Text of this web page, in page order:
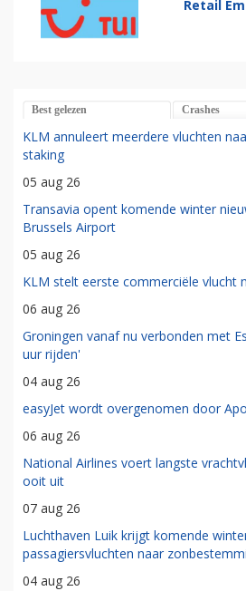
Retail
Best gelezen Crashes
KLM annuleert meerdere vluchten
staking
05 aug 26
Transavia opent komende winter
Brussels Airport
05 aug 26
KLM stelt eerste commerciële vlucht
06 aug 26
Groningen vanaf nu verbonden met
uur rijden'
04 aug 26
easyJet wordt overgenomen door
06 aug 26
National Airlines voert langste
ooit uit
07 aug 26
Luchthaven Luik krijgt komende
passagiersvluchten naar
04 aug 26